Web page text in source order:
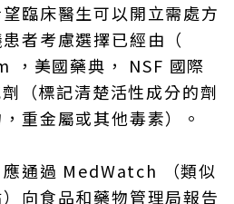
臨床醫生可以開立需處方
者考慮選擇已經由（
美國藥典， NSF 國際
（標記清楚活性成分的劑
重金屬或其他毒素）。
通過 MedWatch （類似
向食品和藥物管理局報告